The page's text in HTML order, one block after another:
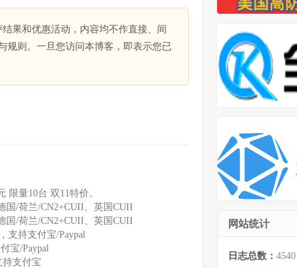
果和优惠活动，内容均不作直接、间
规则。一旦您访问本博客，即表示您已
限量10台 双11特价。
国/荷兰/CN2+CUII、英国CUII
国/荷兰/CN2+CUII、英国CUII
支持支付宝/Paypal
宝/Paypal
持支付宝
网站统计
日志总数： 4540